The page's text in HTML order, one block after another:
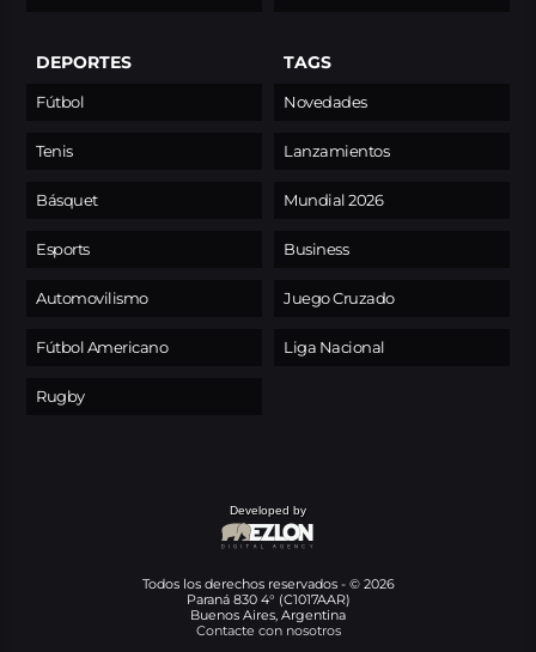
DEPORTES
Fútbol
Tenis
Básquet
Esports
Automovilismo
Fútbol Americano
Rugby
TAGS
Novedades
Lanzamientos
Mundial 2026
Business
Juego Cruzado
Liga Nacional
Developed by
Todos los derechos reservados - © 2026
Paraná 830 4° (C1017AAR)
Buenos Aires, Argentina
Contacte con nosotros